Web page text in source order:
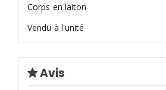
Corps en laiton
Vendu à l'unité
Avis